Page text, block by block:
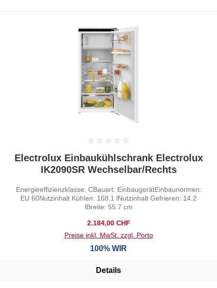
Durchschnittliche Bewertung von 0 von 5 Sternen
Electrolux Einbaukühlschrank Electrolux
IK2090SR Wechselbar/Rechts
Energieeffizienzklasse: CBauart: EinbaugerätEinbaunormen:
EU 60Nutzinhalt Kühlen: 168.1 lNutzinhalt Gefrieren: 14.2
lBreite: 55.7 cm
Regulärer Preis:
2.184,00 CHF
Preise inkl. MwSt. zzgl. Porto
100% WIR
Details